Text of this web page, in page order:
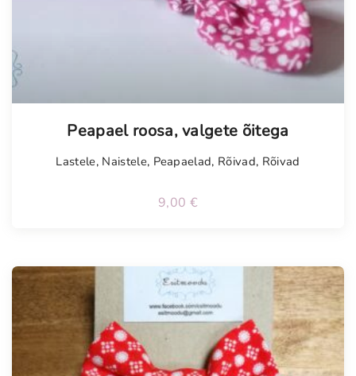
Peapael roosa, valgete õitega
Lastele, Naistele, Peapaelad, Rõivad, Rõivad
9,00 €